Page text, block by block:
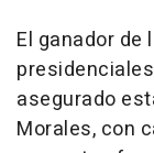
El ganador
asegurado
Morales, con